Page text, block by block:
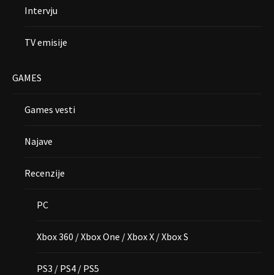
Intervju
TV emisije
GAMES
Games vesti
Najave
Recenzije
PC
Xbox 360 / Xbox One / Xbox X / Xbox S
PS3 / PS4 / PS5